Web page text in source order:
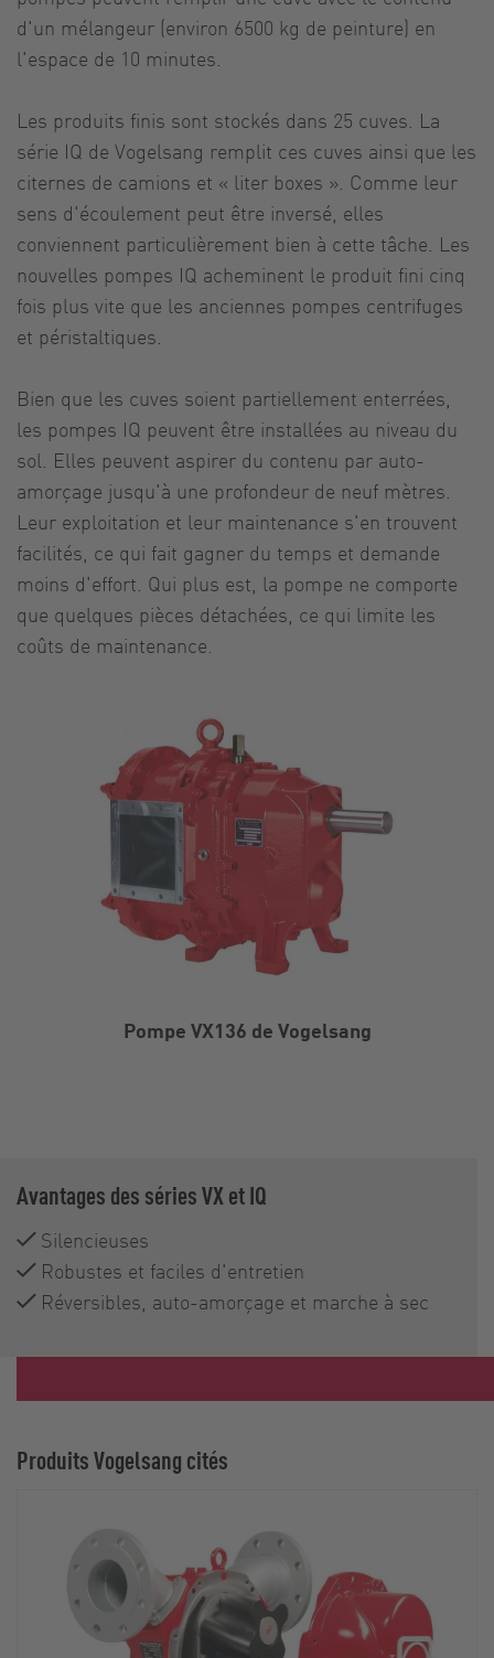
d'un mélangeur (environ 6500 kg de peinture) en
l'espace de 10 minutes.
Les produits finis sont stockés dans 25 cuves. La
série IQ de Vogelsang remplit ces cuves ainsi que les
citernes de camions et « liter boxes ». Comme leur
sens d'écoulement peut être inversé, elles
conviennent particulièrement bien à cette tâche. Les
nouvelles pompes IQ acheminent le produit fini cinq
fois plus vite que les anciennes pompes centrifuges
et péristaltiques.
Bien que les cuves soient partiellement enterrées,
les pompes IQ peuvent être installées au niveau du
sol. Elles peuvent aspirer du contenu par auto-
amorçage jusqu'à une profondeur de neuf mètres.
Leur exploitation et leur maintenance s'en trouvent
facilités, ce qui fait gagner du temps et demande
moins d'effort. Qui plus est, la pompe ne comporte
que quelques pièces détachées, ce qui limite les
coûts de maintenance.
Pompe VX136 de Vogelsang
Avantages des séries VX et IQ
Silencieuses
Robustes et faciles d'entretien
Réversibles, auto-amorçage et marche à sec
Produits Vogelsang cités